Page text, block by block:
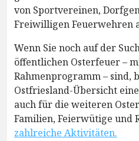
von Sportvereinen,
Freiwilligen Feuerwehren
Wenn Sie noch auf der
öffentlichen Osterfeuer –
Rahmenprogramm – sind,
Ostfriesland-Übersicht
auch für die weiteren
Familien, Feierwütige und
zahlreiche Aktivitäten.